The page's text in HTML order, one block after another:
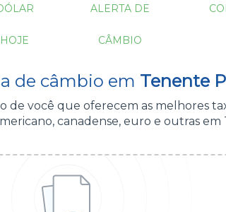
HOJE
ALERTA DE
CÂMBIO
de câmbio em Tenente
de você que oferecem as melhores
canadense, euro e outras